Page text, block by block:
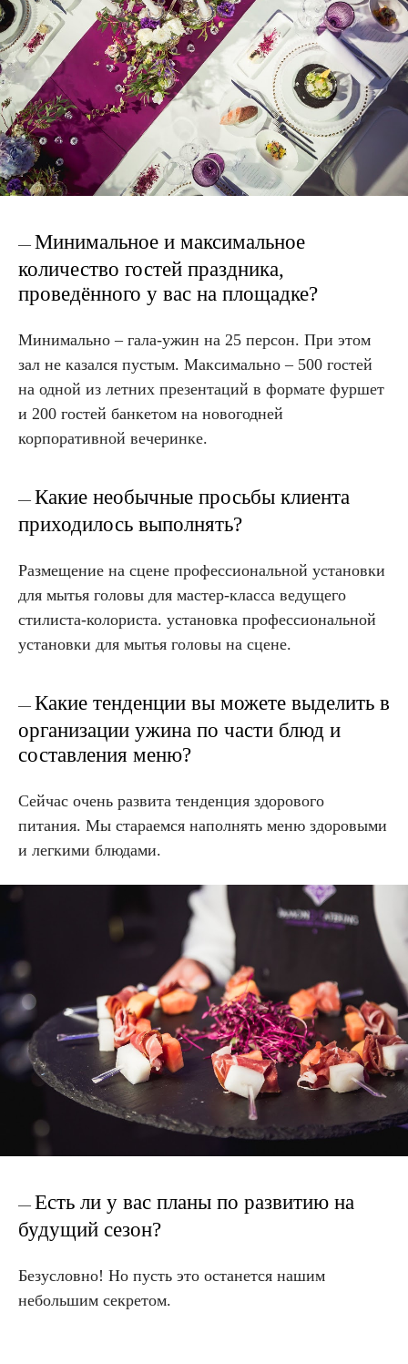
— Минимальное и максимальное
количество гостей праздника,
проведённого у вас на площадке?
Минимально – гала-ужин на 25 персон. При этом
зал не казался пустым. Максимально – 500 гостей
на одной из летних презентаций в формате фуршет
и 200 гостей банкетом на новогодней
корпоративной вечеринке.
— Какие необычные просьбы клиента
приходилось выполнять?
Размещение на сцене профессиональной установки
для мытья головы для мастер-класса ведущего
стилиста-колориста. установка профессиональной
установки для мытья головы на сцене.
— Какие тенденции вы можете выделить в
организации ужина по части блюд и
составления меню?
Сейчас очень развита тенденция здорового
питания. Мы стараемся наполнять меню здоровыми
и легкими блюдами.
— Есть ли у вас планы по развитию на
будущий сезон?
Безусловно! Но пусть это останется нашим
небольшим секретом.